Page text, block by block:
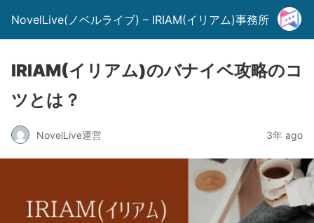
NovelLive(ノベルライブ) – IRIAM(イリアム)事務所
IRIAM(イリアム)のバナイベ攻略のコ
ツとは？
NovelLive運営 3年 ago